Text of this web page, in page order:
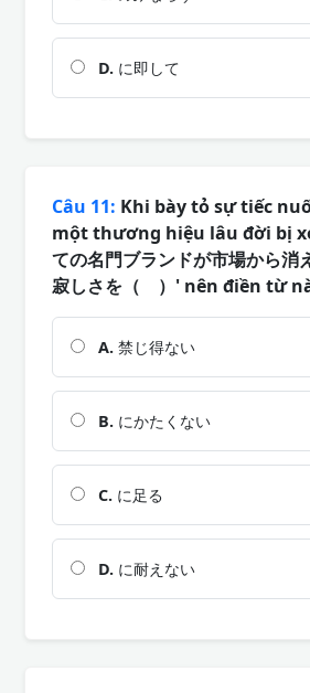
D. に即して
Câu 11: Khi bày tỏ sự tiếc
một thương hiệu lâu đời bị
ての名門ブランドが市場から消
寂しさを（ ）' nên điền từ
A. 禁じ得ない
B. にかたくない
C. に足る
D. に耐えない